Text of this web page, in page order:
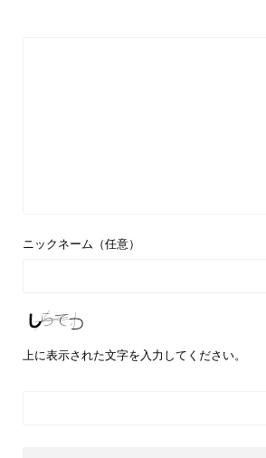
ニックネーム（任意）
上に表示された文字を入力してください。